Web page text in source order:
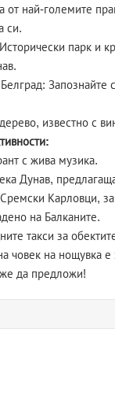
от най-големите
си.
парк и
Запознайте
известно с
с жива музика.
Дунав,
Карловци,
на Балканите.
такси за
човек на нощувка
да предложи!